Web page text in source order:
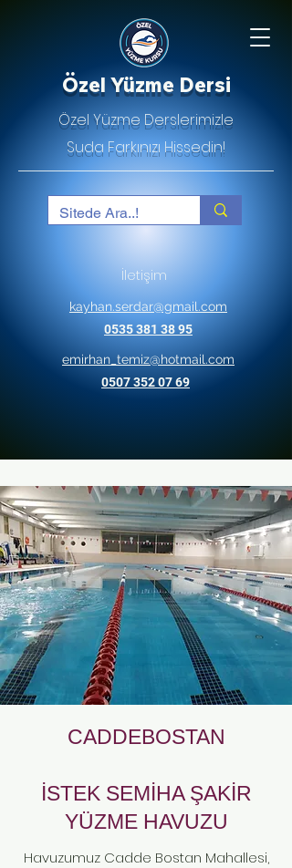
Özel Yüzme Dersi
Özel Yüzme Derslerimizle
Suda Farkınızı Hissedin!
İletişim
kayhan.serdar@gmail.com
0535 381 38 95
emirhan_temiz@hotmail.com
0507 352 07 69
CADDEBOSTAN
İSTEK SEMİHA ŞAKİR
YÜZME HAVUZU
Havuzumuz Cadde Bostan Mahallesi,